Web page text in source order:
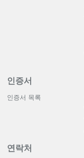
인증서
인증서 목록
연락처